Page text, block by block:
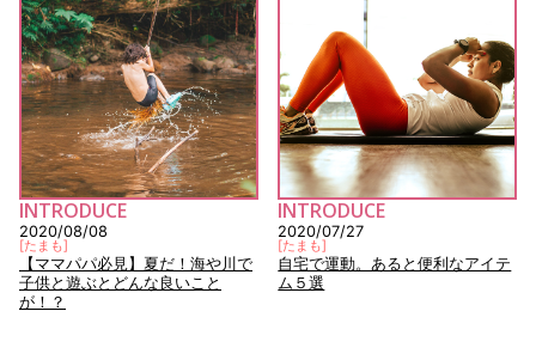
INTRODUCE
2020/08/08
[たまも]
【ママパパ必見】夏だ！海や川で
子供と遊ぶとどんな良いこと
が！？
INTRODUCE
2020/07/27
[たまも]
自宅で運動。あると便利なアイテ
ム５選